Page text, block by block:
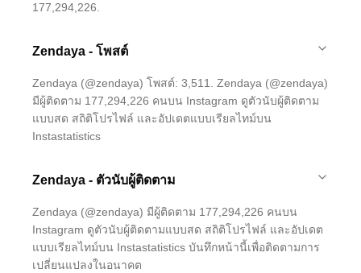
177,294,226.
Zendaya - โพสต์
Zendaya (@zendaya) โพสต์: 3,511. Zendaya (@zendaya)
มีผู้ติดตาม 177,294,226 คนบน Instagram ดูตัวนับผู้ติดตาม
แบบสด สถิติโปรไฟล์ และอัปเดตแบบเรียลไทม์บน
Instastatistics
Zendaya - ตัวนับผู้ติดตาม
Zendaya (@zendaya) มีผู้ติดตาม 177,294,226 คนบน
Instagram ดูตัวนับผู้ติดตามแบบสด สถิติโปรไฟล์ และอัปเดต
แบบเรียลไทม์บน Instastatistics บันทึกหน้านี้เพื่อติดตามการ
เปลี่ยนแปลงในอนาคต